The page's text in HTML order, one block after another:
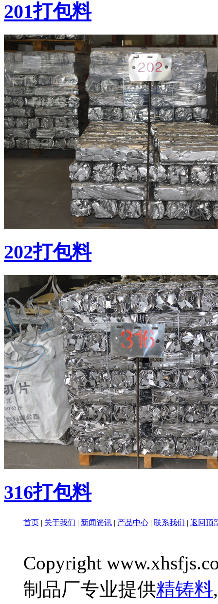
201打包料
202打包料
316打包料
首页 | 关于我们 | 新闻资讯 | 产品中心 | 联系我们 | 返回顶
Copyright
制品厂专业提供精铸料,